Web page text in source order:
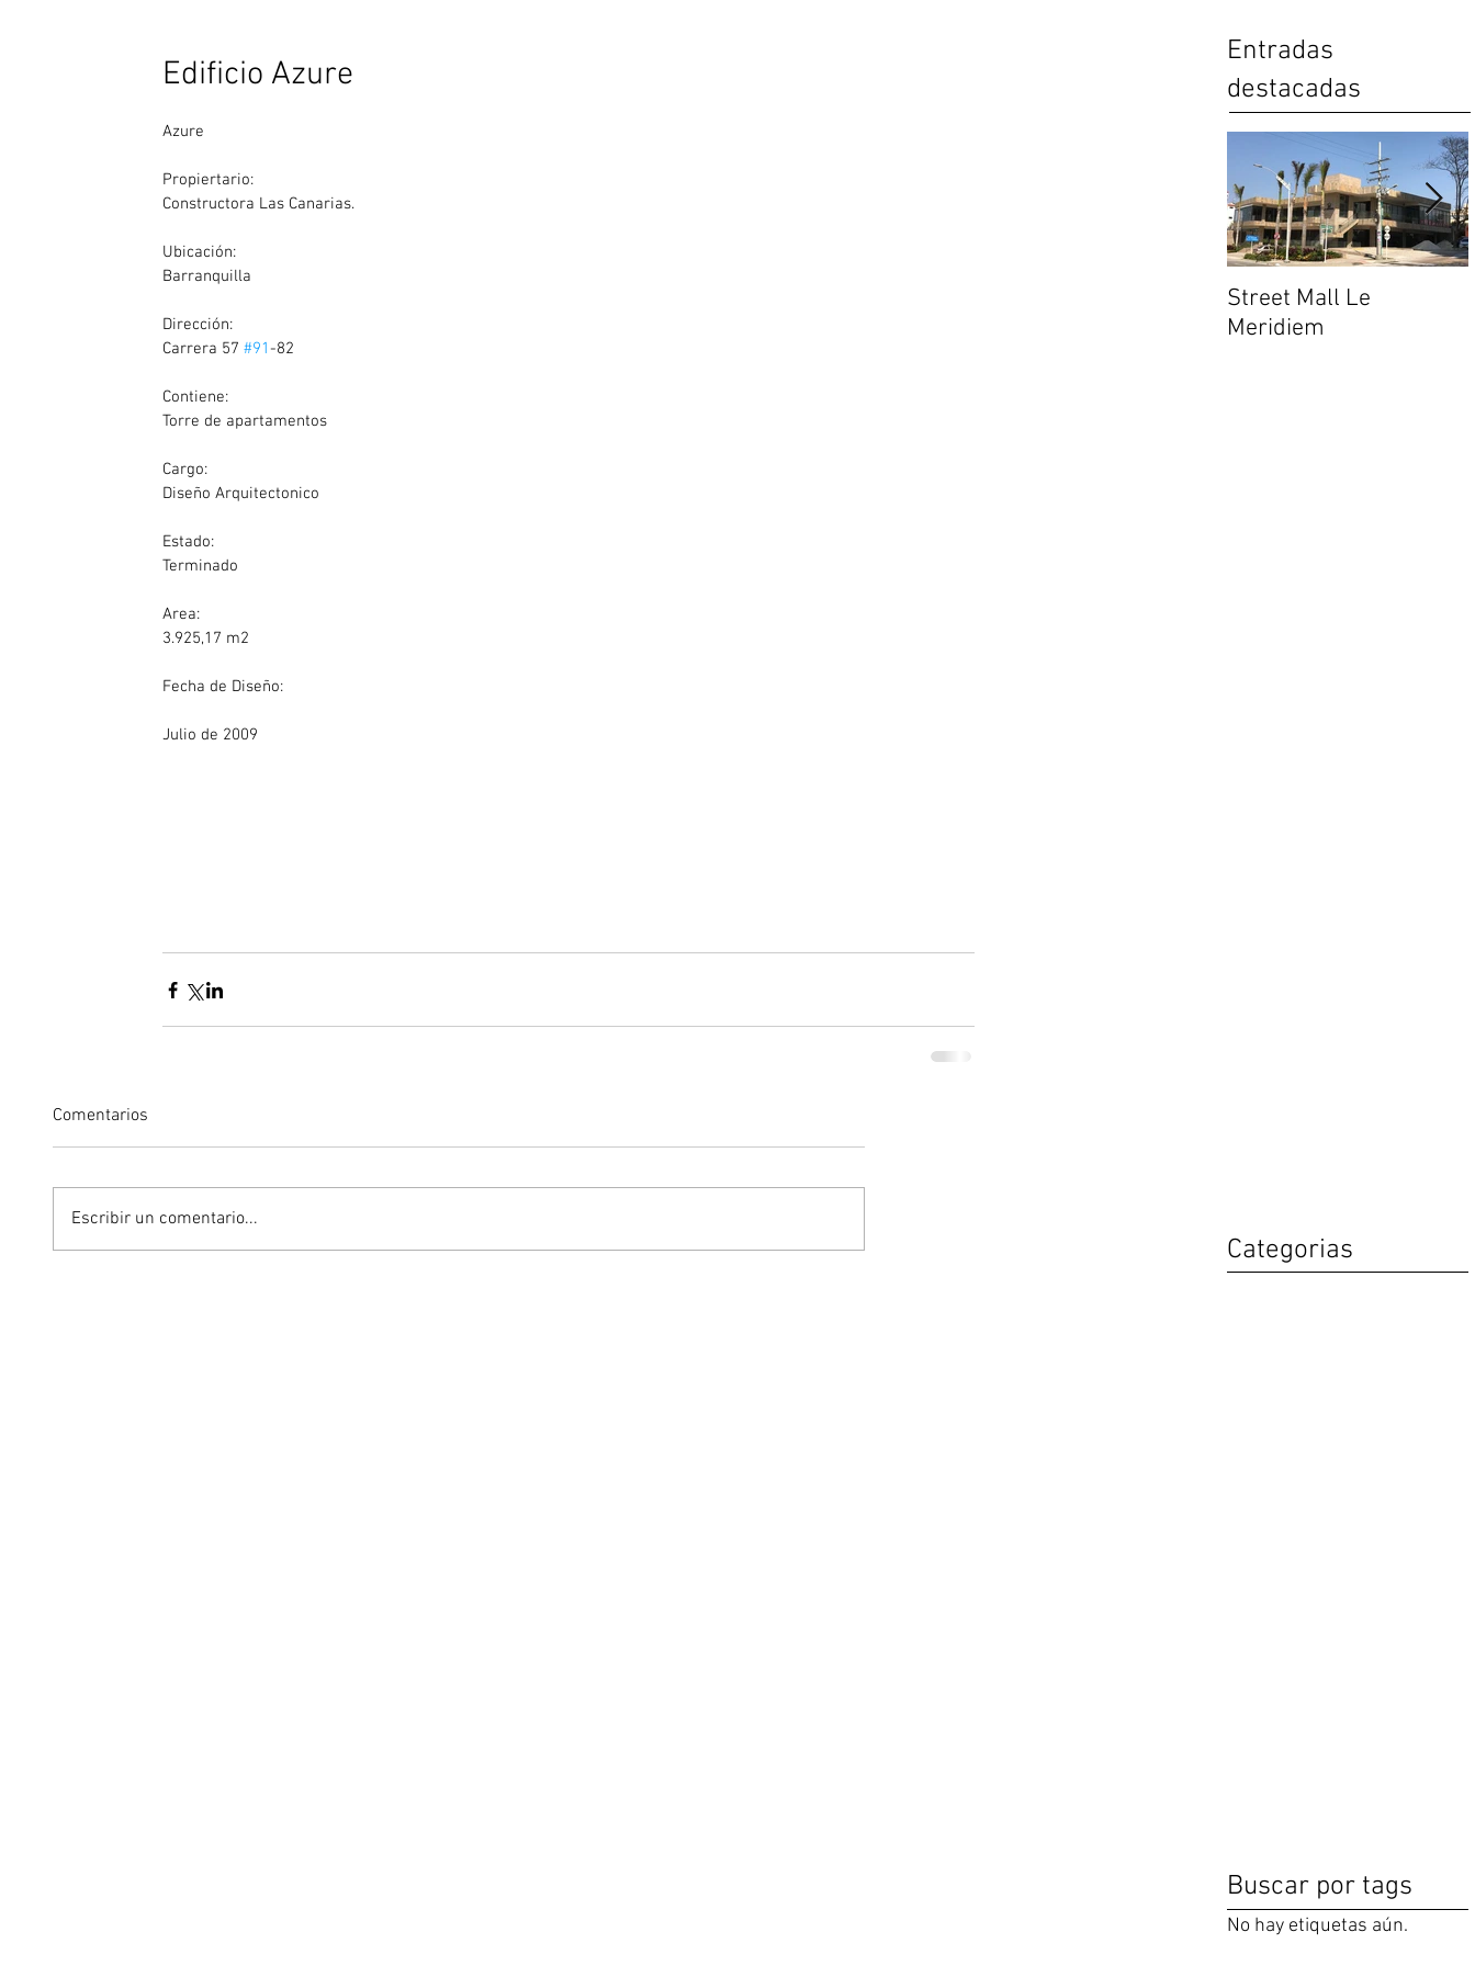
Edificio Azure
Azure
Propiertario:
Constructora Las Canarias.
Ubicación:
Barranquilla
Dirección:
Carrera 57 #91 -82
Contiene:
Torre de apartamentos
Cargo:
Diseño Arquitectonico
Estado:
Terminado
Area:
3.925,17 m2
Fecha de Diseño:
Julio de 2009
Comentarios
Escribir un comentario...
Entradas
destacadas
Street Mall Le
Meridiem
Categorias
Buscar por tags
No hay etiquetas aún.